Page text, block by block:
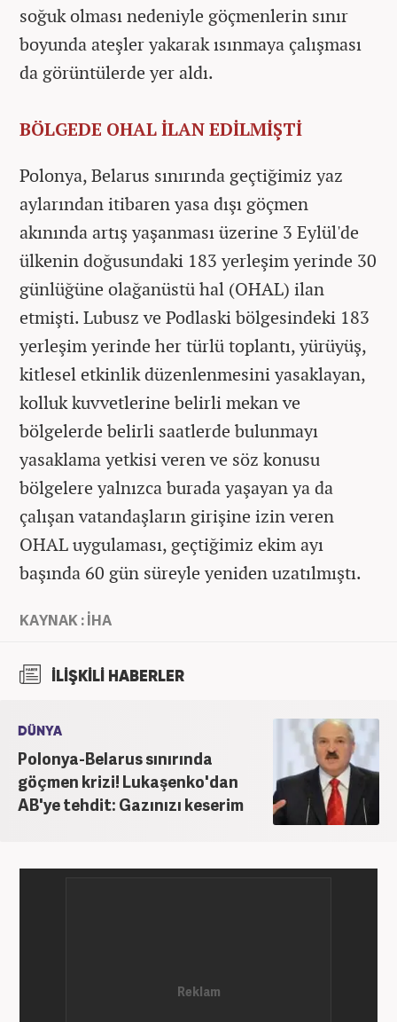
soğuk olması nedeniyle göçmenlerin sınır
boyunda ateşler yakarak ısınmaya çalışması
da görüntülerde yer aldı.
BÖLGEDE OHAL İLAN EDİLMİŞTİ
Polonya, Belarus sınırında geçtiğimiz yaz
aylarından itibaren yasa dışı göçmen
akınında artış yaşanması üzerine 3 Eylül'de
ülkenin doğusundaki 183 yerleşim yerinde 30
günlüğüne olağanüstü hal (OHAL) ilan
etmişti. Lubusz ve Podlaski bölgesindeki 183
yerleşim yerinde her türlü toplantı, yürüyüş,
kitlesel etkinlik düzenlenmesini yasaklayan,
kolluk kuvvetlerine belirli mekan ve
bölgelerde belirli saatlerde bulunmayı
yasaklama yetkisi veren ve söz konusu
bölgelere yalnızca burada yaşayan ya da
çalışan vatandaşların girişine izin veren
OHAL uygulaması, geçtiğimiz ekim ayı
başında 60 gün süreyle yeniden uzatılmıştı.
KAYNAK : İHA
İLİŞKİLİ HABERLER
DÜNYA
Polonya-Belarus sınırında
göçmen krizi! Lukaşenko'dan
AB'ye tehdit: Gazınızı keserim